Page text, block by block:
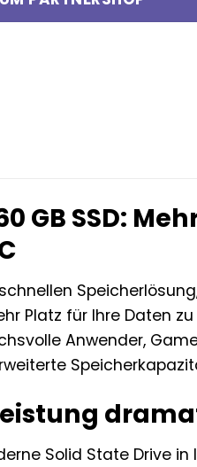
GB SSD:
Platz für Ihre Daten
Anwender,
Solid State Drive